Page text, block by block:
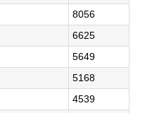
8056
6625
5649
5168
4539